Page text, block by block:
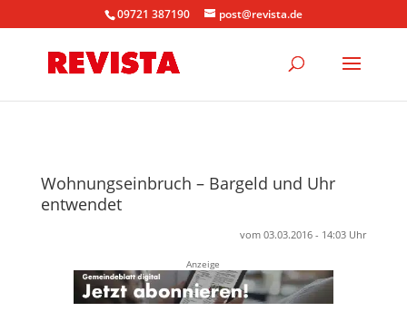
09721 387190 post@revista.de
Wohnungseinbruch – Bargeld und Uhr
entwendet
vom 03.03.2016 - 14:03 Uhr
Anzeige